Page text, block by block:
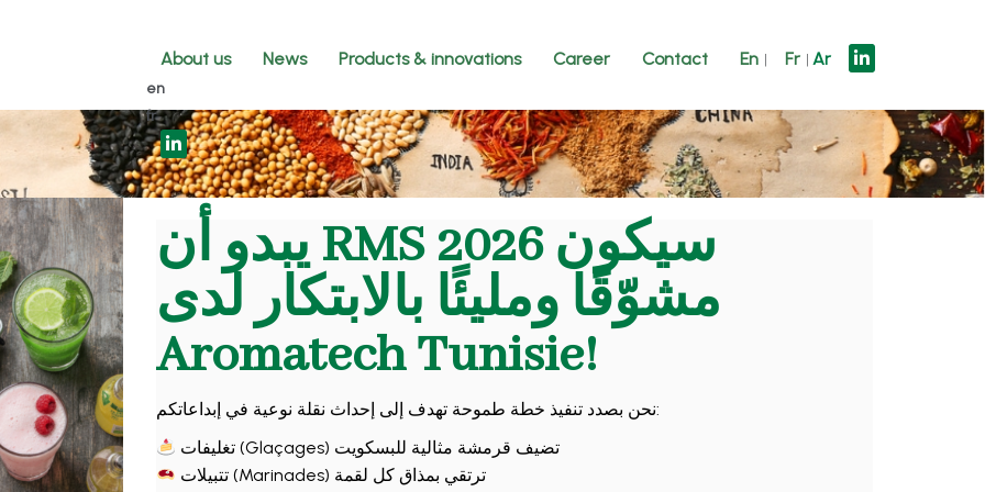
About us News Products & innovations Career Contact En Fr Ar
en
fr
يبدو أن RMS 2026 سيكون
مشوّقًا ومليئًا بالابتكار لدى
Aromatech Tunisie!
نحن بصدد تنفيذ خطة طموحة تهدف إلى إحداث نقلة نوعية في إبداعاتكم:
تغليفات (Glaçages) تضيف قرمشة مثالية للبسكويت
تتبيلات (Marinades) ترتقي بمذاق كل لقمة